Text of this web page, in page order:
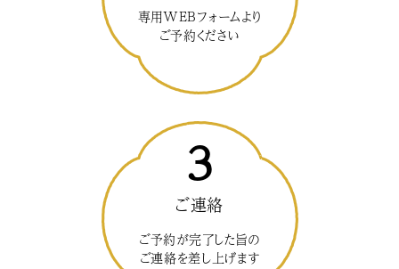
専用WEBフォームより
ご予約ください
3
ご連絡
ご予約が完了した旨の
ご連絡を差し上げます